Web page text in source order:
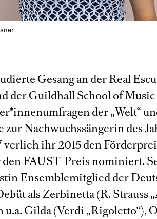
Gesang an der Real
der Guildhall School of
der „Welt“
zur Nachwuchssängerin des
verlieh ihr 2015 den
den FAUST-Preis nominiert.
Ensemblemitglied der
als Zerbinetta (R. Strauss
u.a. Gilda (Verdi „Rigoletto“),